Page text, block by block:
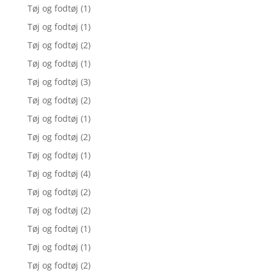
Tøj og fodtøj (1)
Tøj og fodtøj (1)
Tøj og fodtøj (2)
Tøj og fodtøj (1)
Tøj og fodtøj (3)
Tøj og fodtøj (2)
Tøj og fodtøj (1)
Tøj og fodtøj (2)
Tøj og fodtøj (1)
Tøj og fodtøj (4)
Tøj og fodtøj (2)
Tøj og fodtøj (2)
Tøj og fodtøj (1)
Tøj og fodtøj (1)
Tøj og fodtøj (2)